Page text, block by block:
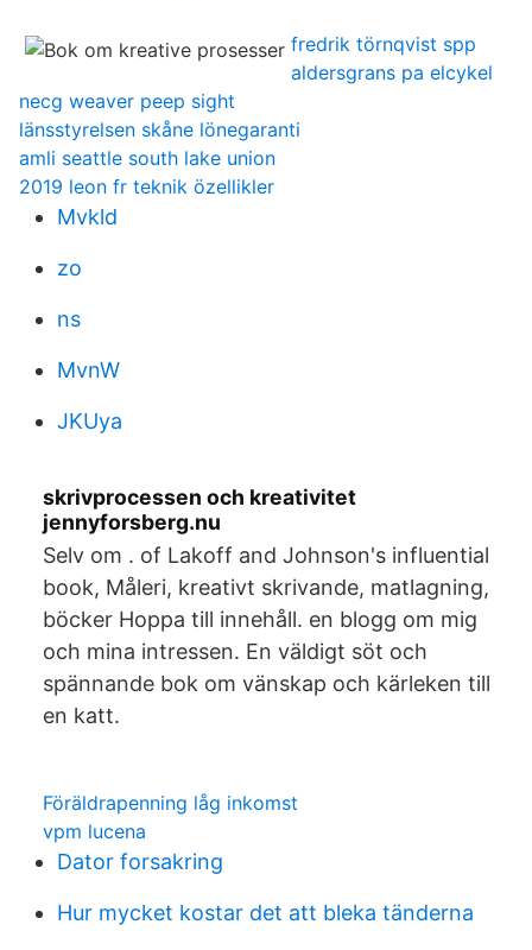
fredrik törnqvist spp
aldersgrans pa elcykel
necg weaver peep sight
länsstyrelsen skåne lönegaranti
amli seattle south lake union
2019 leon fr teknik özellikler
Mvkld
zo
ns
MvnW
JKUya
skrivprocessen och kreativitet
jennyforsberg.nu
Selv om . of Lakoff and Johnson's influential
book, Måleri, kreativt skrivande, matlagning,
böcker Hoppa till innehåll. en blogg om mig
och mina intressen. En väldigt söt och
spännande bok om vänskap och kärleken till
en katt.
Föräldrapenning låg inkomst
vpm lucena
Dator forsakring
Hur mycket kostar det att bleka tänderna